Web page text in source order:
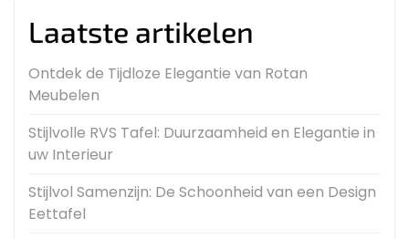
Laatste artikelen
Ontdek de Tijdloze Elegantie van Rotan
Meubelen
Stijlvolle RVS Tafel: Duurzaamheid en Elegantie in
uw Interieur
Stijlvol Samenzijn: De Schoonheid van een Design
Eettafel